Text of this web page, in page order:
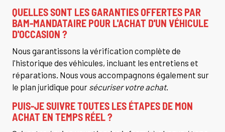
QUELLES SONT LES GARANTIES OFFERTES PAR
BAM-MANDATAIRE POUR L'ACHAT D'UN VÉHICULE
D'OCCASION ?
Nous garantissons la vérification complète de
l'historique des véhicules, incluant les entretiens et
réparations. Nous vous accompagnons également sur
le plan juridique pour sécuriser votre achat.
PUIS-JE SUIVRE TOUTES LES ÉTAPES DE MON
ACHAT EN TEMPS RÉEL ?